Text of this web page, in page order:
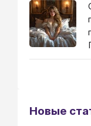
Новые